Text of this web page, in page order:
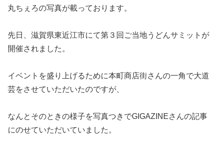
丸ちぇろの写真が載っております。
先日、滋賀県東近江市にて第３回ご当地うどんサミットが
開催されました。
イベントを盛り上げるために本町商店街さんの一角で大道
芸をさせていただいたのですが、
なんとそのときの様子を写真つきでGIGAZINEさんの記事
にのせていただいていました。